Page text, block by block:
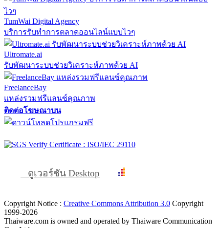
TumWai Digital Agency
บริการรับทำการตลาดออนไลน์แบบไวๆ
Ultromate.ai
รับพัฒนาระบบช่วยวิเคราะห์ภาพด้วย AI
FreelanceBay
แหล่งรวมฟรีแลนซ์คุณภาพ
ติดต่อโฆษณาบน
ดูเวอร์ชัน Desktop
Copyright Notice : Creative Commons Attribution 3.0 Copyright
1999-2026
Thaiware.com is owned and operated by Thaiware Communication